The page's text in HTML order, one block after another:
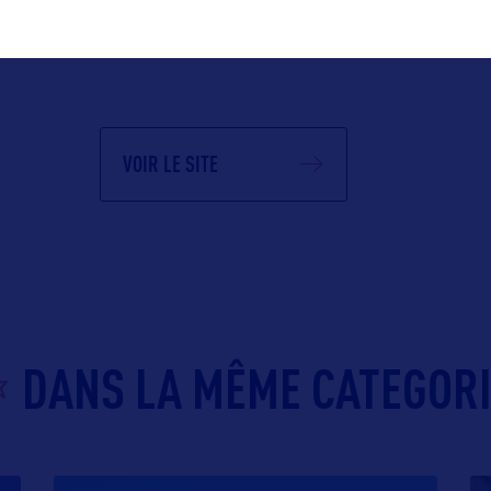
VOIR LE SITE
DANS LA MÊME